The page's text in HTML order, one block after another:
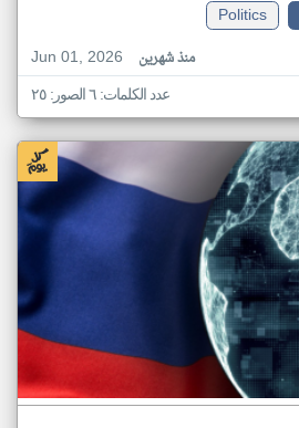
Politics
Jun 01, 2026
منذ شهرين
عدد الكلمات: ٦ الصور: ٢٥